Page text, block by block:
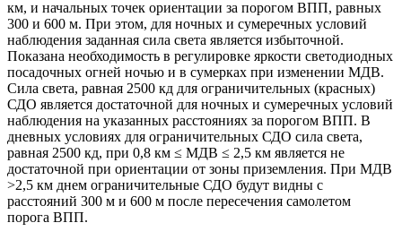
км, и начальных точек ориентации за порогом ВПП, равных
300 и 600 м. При этом, для ночных и сумеречных условий
наблюдения заданная сила света является избыточной.
Показана необходимость в регулировке яркости светодиодных
посадочных огней ночью и в сумерках при изменении МДВ.
Сила света, равная 2500 кд для ограничительных (красных)
СДО является достаточной для ночных и сумеречных условий
наблюдения на указанных расстояниях за порогом ВПП. В
дневных условиях для ограничительных СДО сила света,
равная 2500 кд, при 0,8 км ≤ МДВ ≤ 2,5 км является не
достаточной при ориентации от зоны приземления. При МДВ
>2,5 км днем ограничительные СДО будут видны с
расстояний 300 м и 600 м после пересечения самолетом
порога ВПП.